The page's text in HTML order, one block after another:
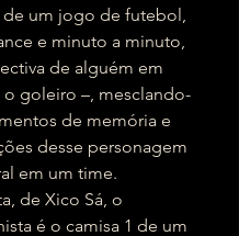
de um jogo de futebol,
e minuto a minuto,
de alguém em
o goleiro –, mesclando-
de memória e
desse personagem
em um time.
de Xico Sá, o
é o camisa 1 de um